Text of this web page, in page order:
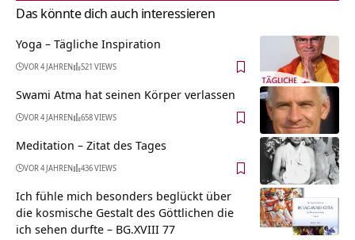
Das könnte dich auch interessieren
Yoga – Tägliche Inspiration
VOR 4 JAHREN 521 VIEWS
Swami Atma hat seinen Körper verlassen
VOR 4 JAHREN 658 VIEWS
Meditation – Zitat des Tages
VOR 4 JAHREN 436 VIEWS
Ich fühle mich besonders beglückt über
die kosmische Gestalt des Göttlichen die
ich sehen durfte – BG.XVIII 77